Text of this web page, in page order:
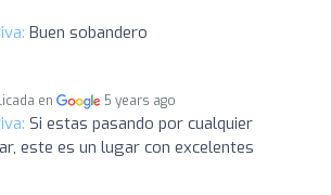
Buen sobandero
en 5 years ago
Si estas pasando por cualquier
este es un lugar con excelentes